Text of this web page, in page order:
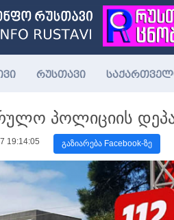
რუსთავი
პოლიციის
19:14:05 გაზიარება Facebook-ზე